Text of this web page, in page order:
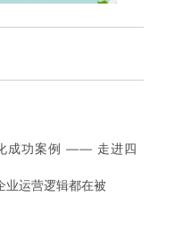
成功案例 —— 走进四
业运营逻辑都在被